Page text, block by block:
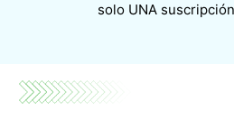
solo UNA